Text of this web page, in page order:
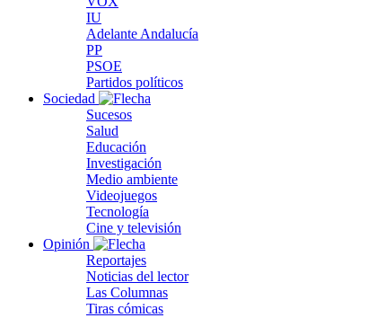
IU
Adelante Andalucía
PP
PSOE
Partidos políticos
Sociedad
Sucesos
Salud
Educación
Investigación
Medio ambiente
Videojuegos
Tecnología
Cine y televisión
Opinión
Reportajes
Noticias del lector
Las Columnas
Tiras cómicas